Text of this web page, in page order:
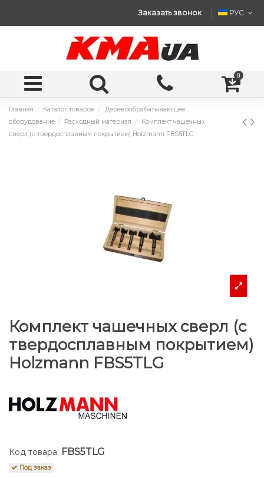
Заказать звонок РУС
0
Главная Каталог товаров
Деревообрабатывающее
оборудование
Расходный материал
Комплект чашечных
сверл (с твердосплавным покрытием) Holzmann FBS5TLG
Комплект чашечных сверл (с
твердосплавным покрытием)
Holzmann FBS5TLG
Код товара: FBS5TLG
Под заказ